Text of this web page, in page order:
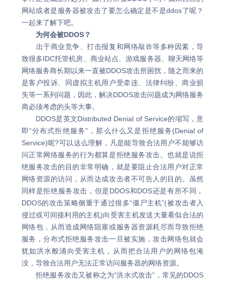
网站或者是服务器被攻击了要怎么确定是不是ddos了呢？
一起来了解下吧。
为何会被DDOS？
出于商业竞争、打击报复和网络敲诈等多种因素，导
致很多IDC托管机房、商业站点、游戏服务器、聊天网络等
网络服务商长期以来一直被DDOS攻击所困扰，随之而来的
是客户投诉、同虚拟主机用户受牵连、法律纠纷、商业损
失等一系列问题，因此，解决DDOS攻击问题成为网络服务
商必须考虑的头等大事。
DDOS是英文Distributed Denial of Service的缩写，意
即“分布式拒绝服务”，那么什么又是拒绝服务(Denial of
Service)呢?可以这么理解，凡是能导致合法用户不能够访
问正常网络服务的行为都算是拒绝服务攻击。也就是说拒
绝服务攻击的目的非常明确，就是要阻止合法用户对正常
网络资源的访问，从而达成攻击者不可告人的目的。虽然
同样是拒绝服务攻击，但是DDOS和DOS还是有所不同，
DDOS的攻击策略侧重于通过很多“僵尸主机”(被攻击者入
侵过或可间接利用的主机)向受害主机发送大量看似合法的
网络包，从而造成网络阻塞或服务器资源耗尽而导致拒绝
服务，分布式拒绝服务攻击一旦被实施，攻击网络包就会
犹如洪水般涌向受害主机，从而把合法用户的网络包淹
没，导致合法用户无法正常访问服务器的网络资源。
拒绝服务攻击又被称之为“洪水式攻击”，常见的DDOS